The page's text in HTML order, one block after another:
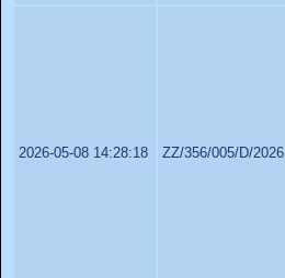
2026-05-08 14:28:18 ZZ/356/005/D/2026